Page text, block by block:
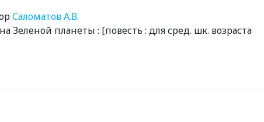
Саломатов А.В.
Зеленой планеты : [повесть : для сред. шк. возраста